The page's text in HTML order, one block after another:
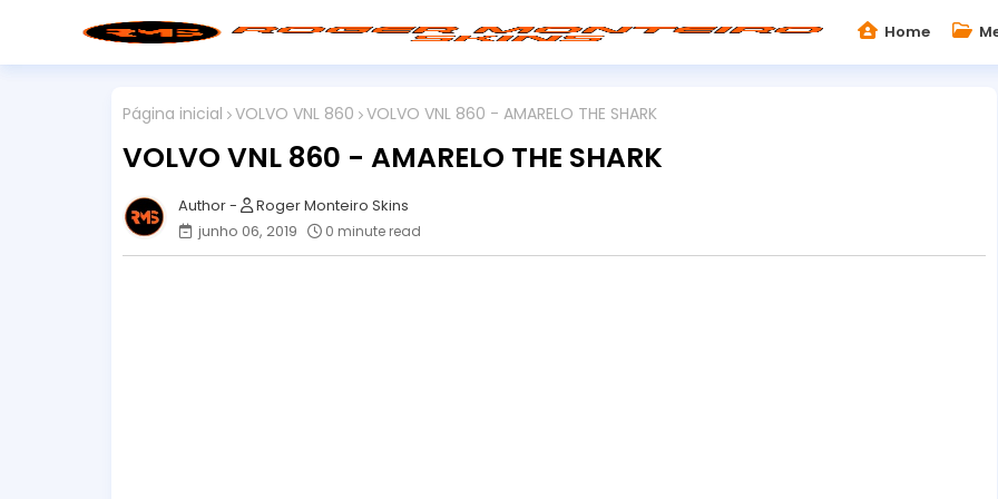
Home
Página inicial VOLVO VNL 860 VOLVO VNL 860 - AMARELO THE SHARK
VOLVO VNL 860 - AMARELO THE SHARK
Roger Monteiro Skins
junho 06, 2019
0 minute read